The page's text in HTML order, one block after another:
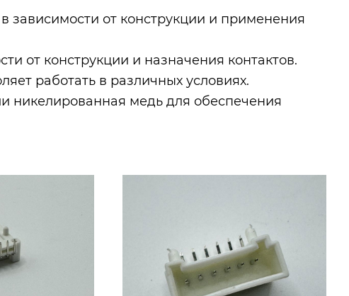
зависимости от конструкции и применения
от конструкции и назначения контактов.
работать в различных условиях.
никелированная медь для обеспечения